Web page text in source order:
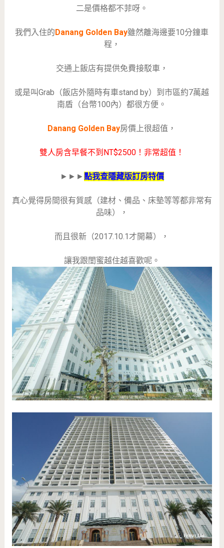
二是價格都不菲呀。
我們入住的 Danang Golden Bay雖然離海邊要10分鐘車
程，
交通上飯店有提供免費接駁車，
或是叫Grab（飯店外隨時有車stand by）到市區約7萬越
南盾（台幣100內）都很方便。
Danang Golden Bay房價上很超值，
雙人房含早餐不到NT$2500！非常超值！
►►► 點我查隱藏版訂房特價
真心覺得房間很有質感（建材、備品、床墊等等都非常有
品味），
而且很新（2017.10.1才開幕），
讓我跟閨蜜越住越喜歡呢。